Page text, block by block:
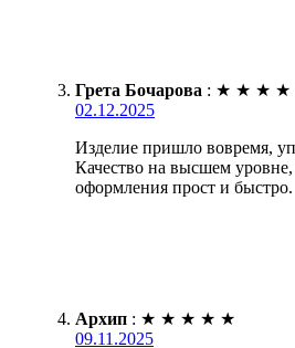
Грета Бочарова : ★ ★ ★ ★
02.12.2025
Изделие пришло вовремя,
Качество на высшем
оформления прост и быстро.
Архип : ★ ★ ★ ★ ★
09.11.2025